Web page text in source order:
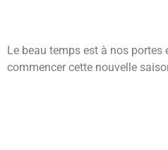
Le beau temps est à nos
commencer cette nouvelle